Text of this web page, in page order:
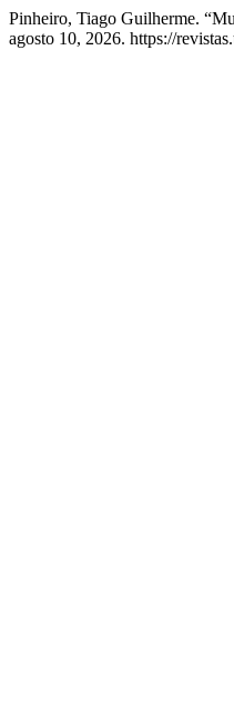
Pinheiro, Tiago Guilherme.
agosto 10, 2026. https://